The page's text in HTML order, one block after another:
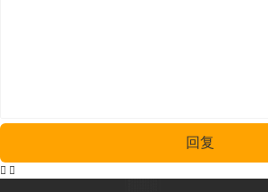
回复
 